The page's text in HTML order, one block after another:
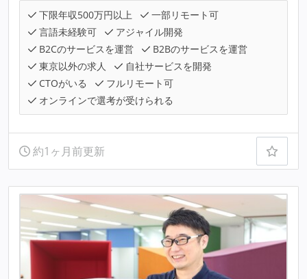
下限年収500万円以上
一部リモート可
言語未経験可
アジャイル開発
B2Cのサービスを運営
B2Bのサービスを運営
東京以外の求人
自社サービスを開発
CTOがいる
フルリモート可
オンラインで選考が受けられる
約1ヶ月前更新